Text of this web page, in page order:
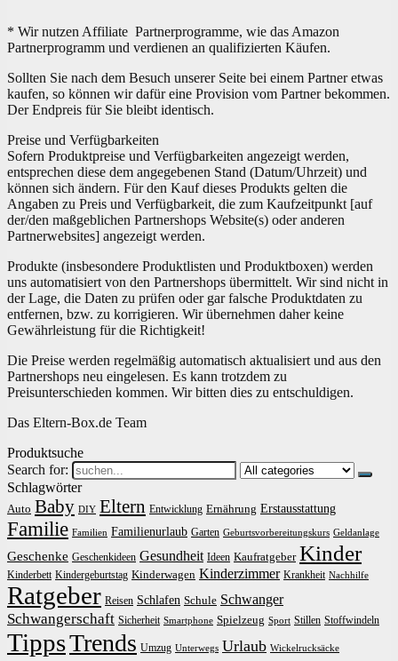
* Wir nutzen Affiliate Partnerprogramme, wie das Amazon
Partnerprogramm und verdienen an qualifizierten Käufen.
Sollten Sie nach dem Besuch unserer Seite bei einem Partner etwas
kaufen, so können wir dafür eine Provision vom Partner bekommen.
Der Endpreis für Sie bleibt identisch.
Preise und Verfügbarkeiten
Sofern Produktpreise und Verfügbarkeiten angezeigt werden,
entsprechen diese dem angegebenen Stand (Datum/Uhrzeit) und
können sich ändern. Für den Kauf dieses Produkts gelten die
Angaben zu Preis und Verfügbarkeit, die zum Kaufzeitpunkt [auf
der/den maßgeblichen Partnershops Website(s) oder anderen
Partnerwebsites] angezeigt werden.
Produkte (insbesondere Produktlisten und Produktboxen) werden
uns automatisiert von den Partnershops übermittelt. Wir sind nicht in
der Lage, die Daten zu prüfen oder gar falsche Produktdaten zu
entfernen, bzw. zu korrigieren. Wir übernehmen daher keine
Gewährleistung für die Richtigkeit!
Die Preise werden regelmäßig automatisch aktualisiert und aus den
Partnershops neu eingelesen. Es kann trotzdem zu
Preisunterschieden kommen. Wir bitten dies zu entschuldigen.
Das Eltern-Box.de Team
Produktsuche
Search for:
Schlagwörter
Auto Baby DIY Eltern Entwicklung Ernährung Erstausstattung
Familie Familien Familienurlaub Garten Geburtsvorbereitungskurs Geldanlage
Geschenke Geschenkideen Gesundheit Ideen Kaufratgeber Kinder
Kinderbett Kindergeburtstag Kinderwagen Kinderzimmer Krankheit Nachhilfe
Ratgeber Reisen Schlafen Schule Schwanger
Schwangerschaft Sicherheit Smartphone Spielzeug Sport Stillen Stoffwindeln
TippsTrends Umzug Unterwegs Urlaub Wickelrucksäcke